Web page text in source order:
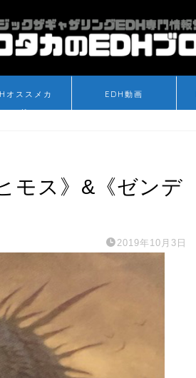
オススメカ
ード
EDH動画
モス》&《ゼンデ
2019年10月3日